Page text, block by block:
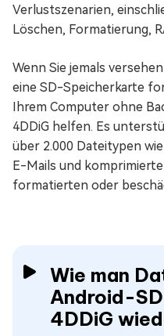
Verlustszenarien,
Löschen, Formatierung,
Wenn Sie jemals
eine SD-Speicherkarte
Ihrem Computer ohne
4DDiG helfen. Es
über 2.000 Dateitypen
E-Mails und
formatierten oder
Wie man
Android-
4DDiG